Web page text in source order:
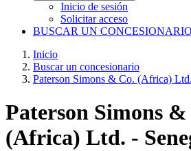
Inicio de sesión
Solicitar acceso
BUSCAR UN CONCESIONARIO
Inicio
Buscar un concesionario
Paterson Simons & Co. (Africa)
Paterson Simons &
(Africa) Ltd. -